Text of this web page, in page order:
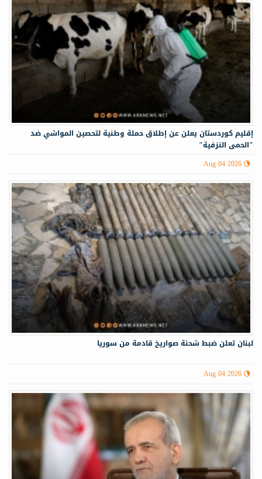
إقليم كوردستان يعلن عن إطلاق حملة وطنية لتحصين المواشي ضد
"الحمى النزفية"
Aug 04 2026
لبنان تعلن ضبط شحنة صواريخ قادمة من سوريا
Aug 04 2026